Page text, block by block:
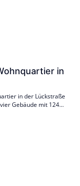
in
in der Lückstraße
Gebäude mit 124
ist für Q1 2028